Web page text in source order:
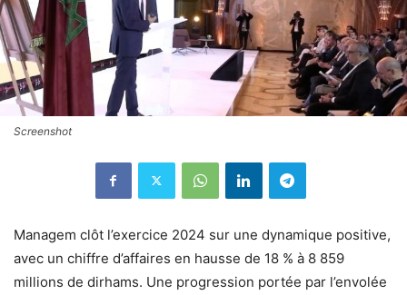
Screenshot
Managem clôt l’exercice 2024 sur une dynamique positive,
avec un chiffre d’affaires en hausse de 18 % à 8 859
millions de dirhams. Une progression portée par l’envolée